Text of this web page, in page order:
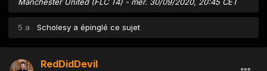
Manchester United (FLC T4) - mer. 30/09/2020, 20:45 CET
5 a Scholesy a épinglé ce sujet
RedDidDevil